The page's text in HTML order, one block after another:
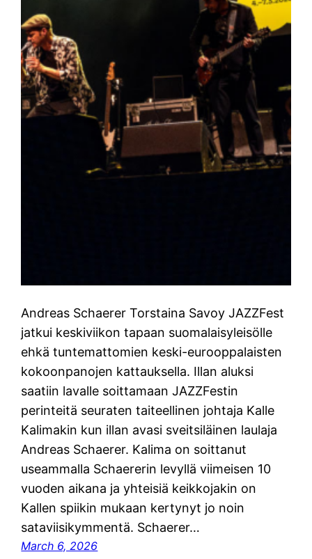
Andreas Schaerer Torstaina Savoy JAZZFest
jatkui keskiviikon tapaan suomalaisyleisölle
ehkä tuntemattomien keski-eurooppalaisten
kokoonpanojen kattauksella. Illan aluksi
saatiin lavalle soittamaan JAZZFestin
perinteitä seuraten taiteellinen johtaja Kalle
Kalimakin kun illan avasi sveitsiläinen laulaja
Andreas Schaerer. Kalima on soittanut
useammalla Schaererin levyllä viimeisen 10
vuoden aikana ja yhteisiä keikkojakin on
Kallen spiikin mukaan kertynyt jo noin
sataviisikymmentä. Schaerer…
March 6, 2026